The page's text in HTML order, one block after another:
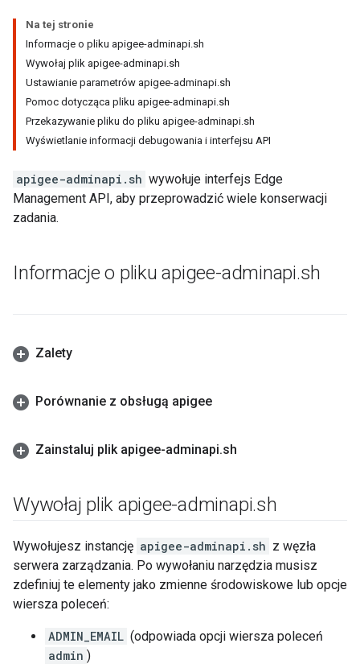
Na tej stronie
Informacje o pliku apigee-adminapi.sh
Wywołaj plik apigee-adminapi.sh
Ustawianie parametrów apigee-adminapi.sh
Pomoc dotycząca pliku apigee-adminapi.sh
Przekazywanie pliku do pliku apigee-adminapi.sh
Wyświetlanie informacji debugowania i interfejsu API
apigee-adminapi.sh wywołuje interfejs Edge
Management API, aby przeprowadzić wiele konserwacji
zadania.
Informacje o pliku apigee-adminapi.sh
Zalety
Porównanie z obsługą apigee
Zainstaluj plik apigee-adminapi.sh
Wywołaj plik apigee-adminapi.sh
Wywołujesz instancję apigee-adminapi.sh z węzła
serwera zarządzania. Po wywołaniu narzędzia musisz
zdefiniuj te elementy jako zmienne środowiskowe lub opcje
wiersza poleceń:
ADMIN_EMAIL (odpowiada opcji wiersza poleceń
admin )